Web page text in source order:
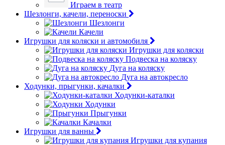
Играем в театр
Шезлонги, качели, переноски
Шезлонги
Качели
Игрушки для коляски и автомобиля
Игрушки для коляски
Подвеска на коляску
Дуга на коляску
Дуга на автокресло
Ходунки, прыгунки, качалки
Ходунки-каталки
Ходунки
Прыгунки
Качалки
Игрушки для ванны
Игрушки для купания